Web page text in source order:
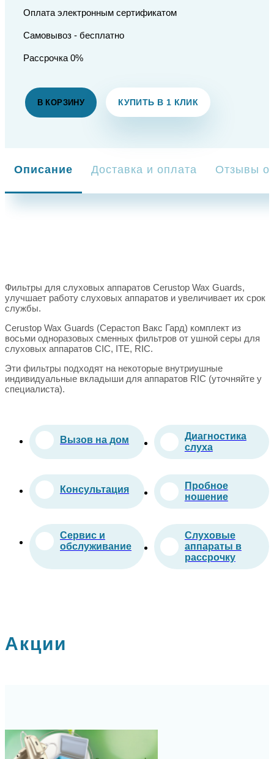
Оплата электронным сертификатом
Самовывоз - бесплатно
Рассрочка 0%
В КОРЗИНУ КУПИТЬ В 1 КЛИК
Описание Доставка и оплата Отзывы о
Фильтры для слуховых аппаратов Cerustop Wax Guards,
улучшает работу слуховых аппаратов и увеличивает их срок
службы.
Cerustop Wax Guards (Серастоп Вакс Гард) комплект из
восьми одноразовых сменных фильтров от ушной серы для
слуховых аппаратов CIC, ITE, RIC.
Эти фильтры подходят на некоторые внутриушные
индивидуальные вкладыши для аппаратов RIC (уточняйте у
специалиста).
Вызов на дом
Диагностика
слуха
Консультация
Пробное
ношение
Сервис и
обслуживание
Слуховые
аппараты в
рассрочку
Акции